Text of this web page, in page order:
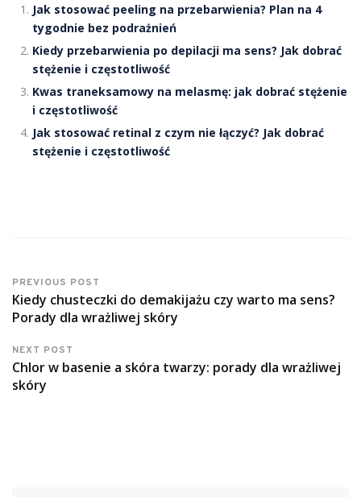
Jak stosować peeling na przebarwienia? Plan na 4
tygodnie bez podrażnień
Kiedy przebarwienia po depilacji ma sens? Jak dobrać
stężenie i częstotliwość
Kwas traneksamowy na melasmę: jak dobrać stężenie
i częstotliwość
Jak stosować retinal z czym nie łączyć? Jak dobrać
stężenie i częstotliwość
PREVIOUS POST
Kiedy chusteczki do demakijażu czy warto ma sens?
Porady dla wrażliwej skóry
NEXT POST
Chlor w basenie a skóra twarzy: porady dla wrażliwej
skóry